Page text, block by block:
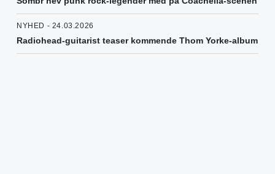
NYHED - 24.03.2026
Radiohead-guitarist teaser kommende Thom Yorke-album